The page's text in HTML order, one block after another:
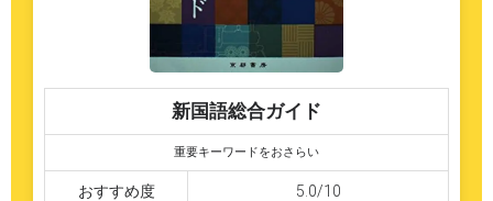
新国語総合ガイド
重要キーワードをおさらい
おすすめ度 5.0/10